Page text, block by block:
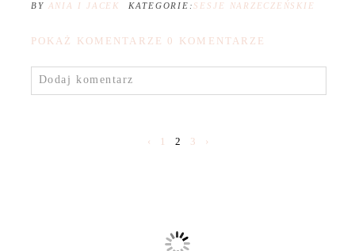
BY ANIA I JACEK KATEGORIE: SESJE NARZECZEŃSKIE
POKAŻ KOMENTARZE 0 KOMENTARZE
Dodaj komentarz
‹ 1 2 3 ›